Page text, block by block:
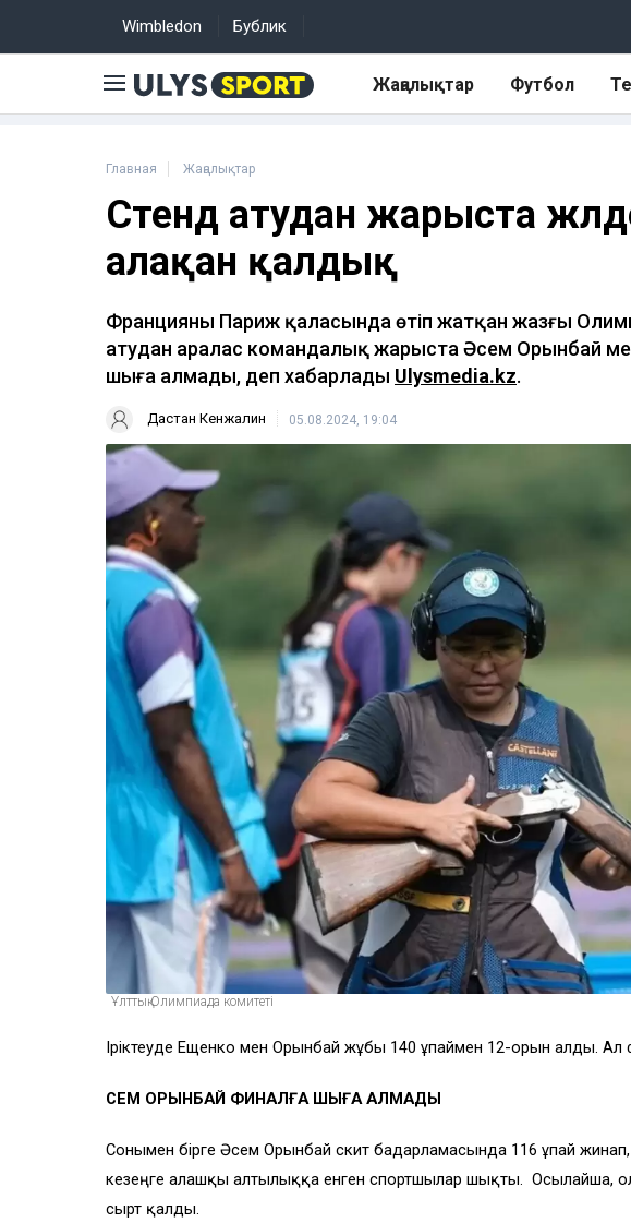
Wimbledon Бублик
Жаңалықтар Футбол
Главная Жаңалықтар
Стенд атудан жарыста
алақан қалдық
Францияның Париж қаласында өтіп жатқан жазғы
атудан аралас командалық жарыста Әсем Орынбай
шыға алмады, деп хабарлады Ulysmedia.kz.
Дастан Кенжалин 05.08.2024, 19:04
Ұлттық Олимпиада комитеті
Іріктеуде Ещенко мен Орынбай жұбы 140 ұпаймен 12-орын алды. Ал
ӘСЕМ ОРЫНБАЙ ФИНАЛҒА ШЫҒА АЛМАДЫ
Сонымен бірге Әсем Орынбай скит бағдарламасында 116 ұпай
кезеңге алғашқы алтылыққа енген спортшылар шықты. Осылайша,
сырт қалды.